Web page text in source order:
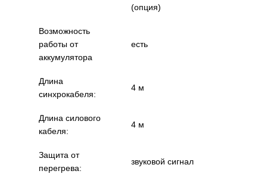
(опция)
Возможность
работы от
аккумулятора
есть
Длина
синхрокабеля:
4 м
Длина силового
кабеля:
4 м
Защита от
перегрева:
звуковой сигнал